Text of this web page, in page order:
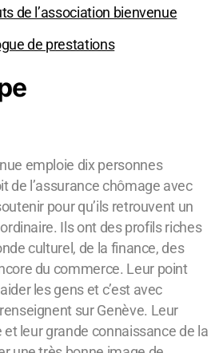
de l’association bienvenue
de prestations
emploie dix personnes
de l’assurance chômage avec
pour qu’ils retrouvent un
Ils ont des profils riches
culturel, de la finance, des
du commerce. Leur point
les gens et c’est avec
sur Genève. Leur
leur grande connaissance de la